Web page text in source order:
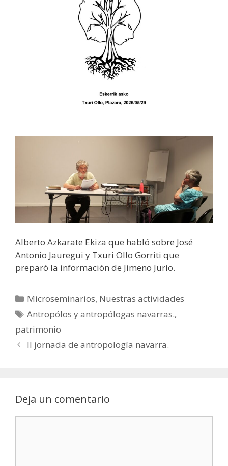
Alberto Azkarate Ekiza que habló sobre José
Antonio Jauregui y Txuri Ollo Gorriti que
preparó la información de Jimeno Jurío.
Categorías
Microseminarios, Nuestras actividades
Etiquetas
Antropólos y antropólogas navarras.,
patrimonio
II jornada de antropología navarra.
Deja un comentario